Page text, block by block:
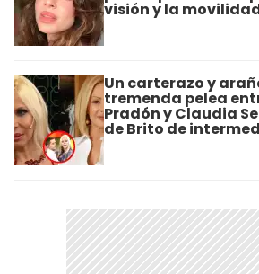
visión y la
Un carterazo y
tremenda pelea
Pradón y Claudia
de Brito de